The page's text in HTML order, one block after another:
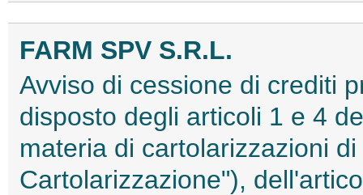
FARM SPV S.R.L.
Avviso di cessione di crediti
disposto degli articoli 1 e 4
materia di cartolarizzazioni
Cartolarizzazione"),